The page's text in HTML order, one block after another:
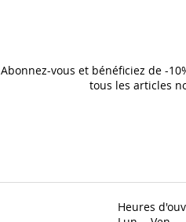
Abonnez-vous et bénéficiez de -
tous les articles
Heures